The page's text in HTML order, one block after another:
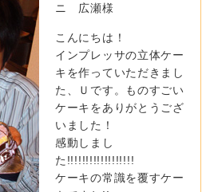
ニ 広瀬様
こんにちは！
インプレッサの立体ケー
キを作っていただきまし
た、Ｕです。ものすごい
ケーキをありがとうござ
いました！
感動しまし
た!!!!!!!!!!!!!!!!!!
ケーキの常識を覆すケー